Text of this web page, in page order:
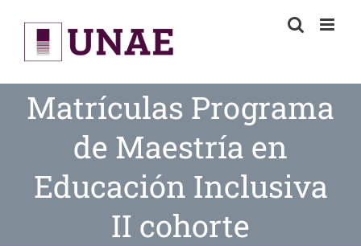
content
Matrículas Programa
de Maestría en
Educación Inclusiva
II cohorte